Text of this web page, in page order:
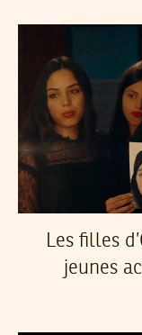
Les filles
jeunes